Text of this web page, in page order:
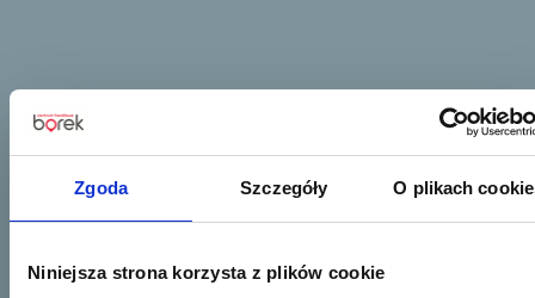
Zgoda Szczegóły O plikach
Niniejsza strona korzysta z plików cookie